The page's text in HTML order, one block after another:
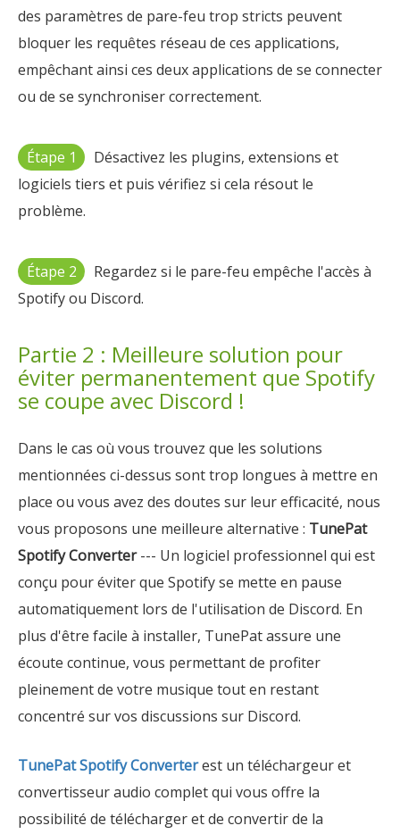
des paramètres de pare-feu trop stricts peuvent
bloquer les requêtes réseau de ces applications,
empêchant ainsi ces deux applications de se connecter
ou de se synchroniser correctement.
Étape 1
Désactivez les plugins, extensions et
logiciels tiers et puis vérifiez si cela résout le
problème.
Étape 2
Regardez si le pare-feu empêche l'accès à
Spotify ou Discord.
Partie 2 : Meilleure solution pour
éviter permanentement que Spotify
se coupe avec Discord !
Dans le cas où vous trouvez que les solutions
mentionnées ci-dessus sont trop longues à mettre en
place ou vous avez des doutes sur leur efficacité, nous
vous proposons une meilleure alternative : TunePat
Spotify Converter--- Un logiciel professionnel qui est
conçu pour éviter que Spotify se mette en pause
automatiquement lors de l'utilisation de Discord. En
plus d'être facile à installer, TunePat assure une
écoute continue, vous permettant de profiter
pleinement de votre musique tout en restant
concentré sur vos discussions sur Discord.
TunePat Spotify Converterest un téléchargeur et
convertisseur audio complet qui vous offre la
possibilité de télécharger et de convertir de la